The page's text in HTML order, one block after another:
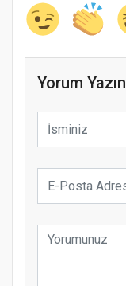
Yorum Yazın